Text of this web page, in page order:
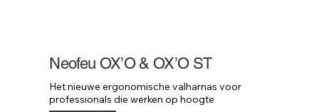
Neofeu OX’O & OX’O ST
Het nieuwe ergonomische valharnas voor
professionals die werken op hoogte